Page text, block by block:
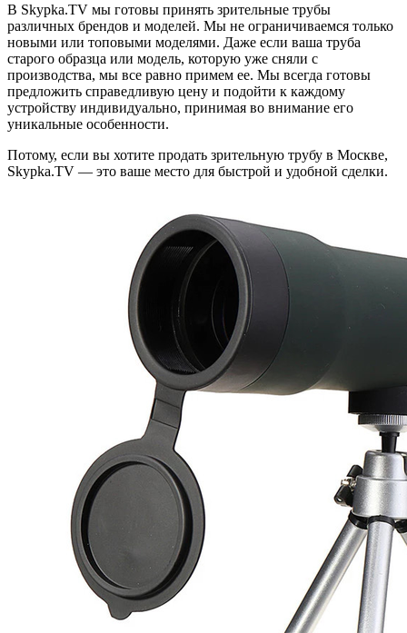
В Skypka.TV мы готовы принять зрительные трубы
различных брендов и моделей. Мы не ограничиваемся только
новыми или топовыми моделями. Даже если ваша труба
старого образца или модель, которую уже сняли с
производства, мы все равно примем ее. Мы всегда готовы
предложить справедливую цену и подойти к каждому
устройству индивидуально, принимая во внимание его
уникальные особенности.
Потому, если вы хотите продать зрительную трубу в Москве,
Skypka.TV — это ваше место для быстрой и удобной сделки.